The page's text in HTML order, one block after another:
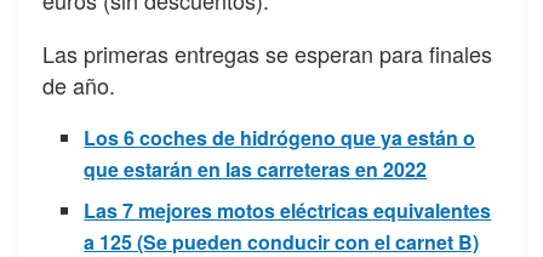
Las primeras entregas se esperan para finales
de año.
Los 6 coches de hidrógeno que ya están o
que estarán en las carreteras en 2022
Las 7 mejores motos eléctricas equivalentes
a 125 (Se pueden conducir con el carnet B)